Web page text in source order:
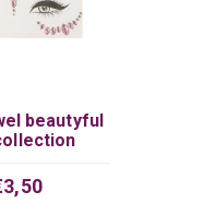
beautyful